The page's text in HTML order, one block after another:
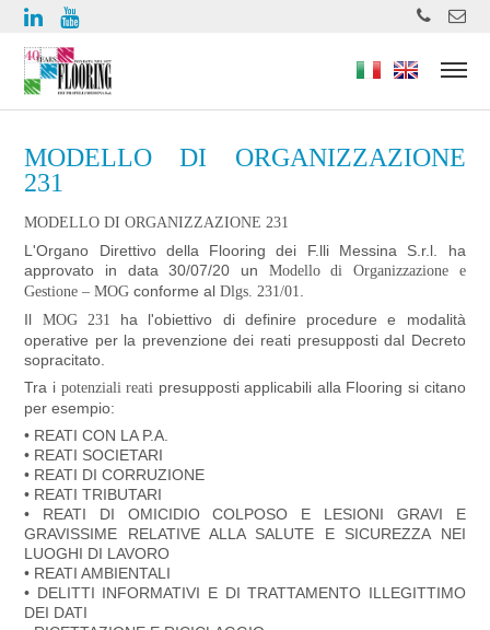
https://www.high-endrolex.com/49
MODELLO DI ORGANIZZAZIONE
231
MODELLO DI ORGANIZZAZIONE 231
L'Organo Direttivo della Flooring dei F.lli Messina S.r.l. ha
approvato in data 30/07/20 un Modello di Organizzazione e
Gestione – MOG conforme alDlgs. 231/01
Il MOG 231 ha l'obiettivo di definire procedure e modalità
operative per la prevenzione dei reati presupposti dal Decreto
sopracitato.
Tra i potenziali reati presupposti applicabili alla Flooring si citano
per esempio:
• REATI CON LA P.A.
• REATI SOCIETARI
• REATI DI CORRUZIONE
• REATI TRIBUTARI
• REATI DI OMICIDIO COLPOSO E LESIONI GRAVI E
GRAVISSIME RELATIVE ALLA SALUTE E SICUREZZA NEI
LUOGHI DI LAVORO
• REATI AMBIENTALI
• DELITTI INFORMATIVI E DI TRATTAMENTO ILLEGITTIMO
DEI DATI